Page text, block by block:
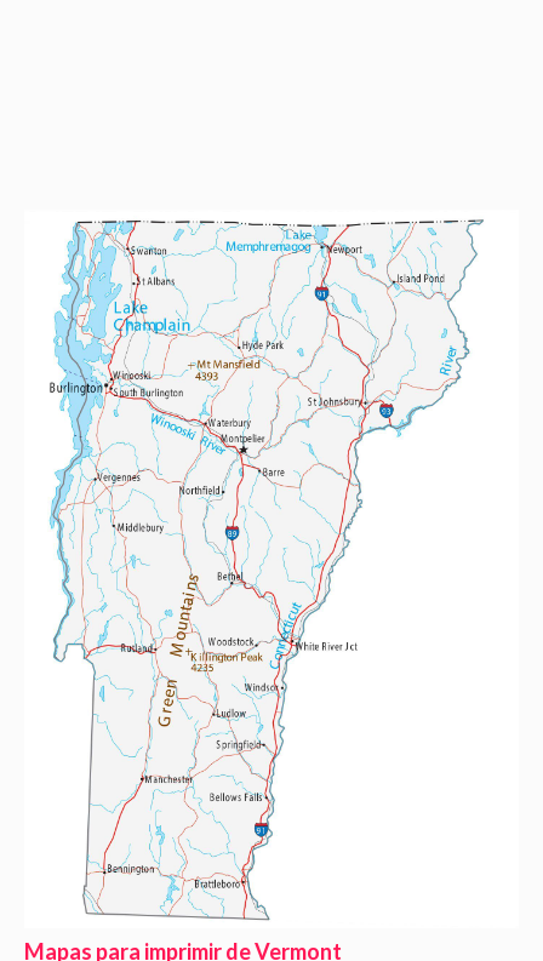
Mapas para imprimir de Vermont